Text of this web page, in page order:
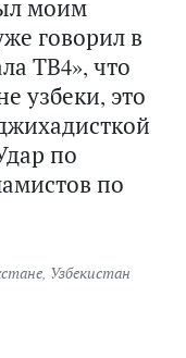
моим
говорил в
ТВ4», что
узбеки, это
по
по
, Узбекистан